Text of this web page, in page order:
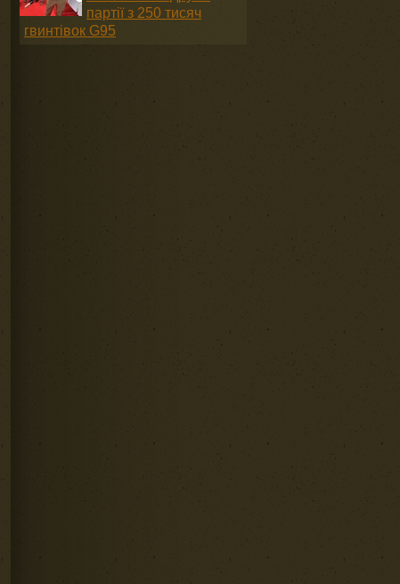
партії з 250 тисяч
гвинтівок G95